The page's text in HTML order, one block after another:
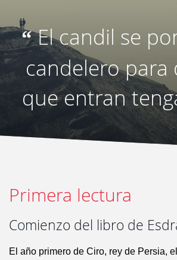
“El candil se
candelero para
que entran
Primera lectura
Comienzo del libro de
El año primero de Ciro, rey de Persia,